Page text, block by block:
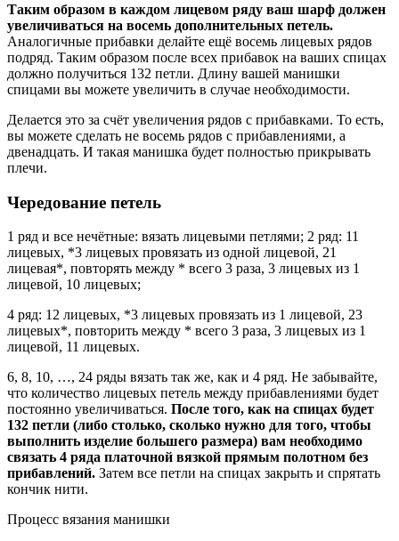
Таким образом в каждом лицевом ряду ваш шарф должен
увеличиваться на восемь дополнительных петель.
Аналогичные прибавки делайте ещё восемь лицевых рядов
подряд. Таким образом после всех прибавок на ваших спицах
должно получиться 132 петли. Длину вашей манишки
спицами вы можете увеличить в случае необходимости.
Делается это за счёт увеличения рядов с прибавками. То есть,
вы можете сделать не восемь рядов с прибавлениями, а
двенадцать. И такая манишка будет полностью прикрывать
плечи.
Чередование петель
1 ряд и все нечётные: вязать лицевыми петлями; 2 ряд: 11
лицевых, *3 лицевых провязать из одной лицевой, 21
лицевая*, повторять между * всего 3 раза, 3 лицевых из 1
лицевой, 10 лицевых;
4 ряд: 12 лицевых, *3 лицевых провязать из 1 лицевой, 23
лицевых*, повторить между * всего 3 раза, 3 лицевых из 1
лицевой, 11 лицевых.
6, 8, 10, …, 24 ряды вязать так же, как и 4 ряд. Не забывайте,
что количество лицевых петель между прибавлениями будет
постоянно увеличиваться. После того, как на спицах будет
132 петли (либо столько, сколько нужно для того, чтобы
выполнить изделие большего размера) вам необходимо
связать 4 ряда платочной вязкой прямым полотном без
прибавлений. Затем все петли на спицах закрыть и спрятать
кончик нити.
Процесс вязания манишки